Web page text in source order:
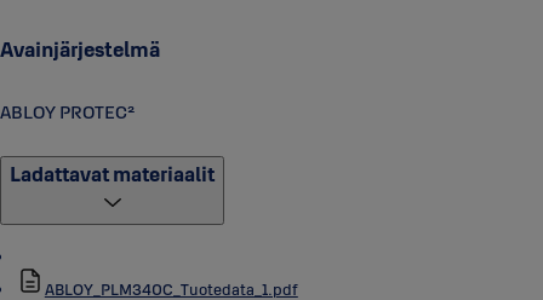
Avainjärjestelmä
ABLOY PROTEC²
Ladattavat materiaalit
ABLOY_PLM340C_Tuotedata_1.pdf